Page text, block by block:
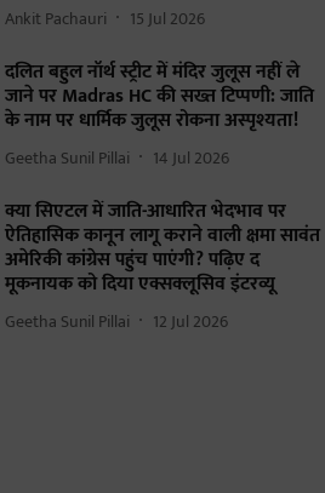
Ankit Pachauri 15 Jul 2026
दलित बहुल नॉर्थ स्ट्रीट में मंदिर जुलूस नहीं ले
जाने पर Madras HC की सख्त टिप्पणी: जाति
के नाम पर धार्मिक जुलूस रोकना अस्पृश्यता!
Geetha Sunil Pillai 14 Jul 2026
क्या सिएटल में जाति-आधारित भेदभाव पर
ऐतिहासिक कानून लागू कराने वाली क्षमा सावंत
अमेरिकी कांग्रेस पहुंच पाएंगी? पढ़िए द
मूकनायक को दिया एक्सक्लूसिव इंटरव्यू
Geetha Sunil Pillai 12 Jul 2026